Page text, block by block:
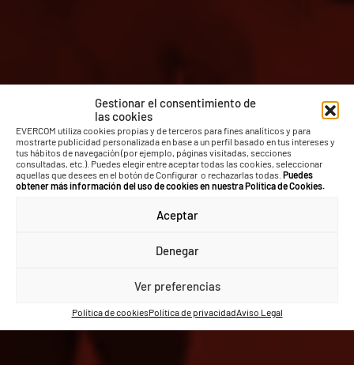
Gestionar el consentimiento de
las cookies
EVERCOM utiliza cookies propias y de terceros para fines analíticos y para
mostrarte publicidad personalizada en base a un perfil basado en tus intereses y
tus hábitos de navegación (por ejemplo, páginas visitadas, secciones
consultadas, etc.). Puedes elegir entre aceptar todas las cookies, seleccionar
aquellas que desees en el botón de Configurar o rechazarlas todas. Puedes
obtener más información del uso de cookies en nuestra Política de Cookies.
Aceptar
Denegar
Ver preferencias
Política de cookiesPolítica de privacidadAviso Legal
CREATING BONDS
JOINING PEOPLE